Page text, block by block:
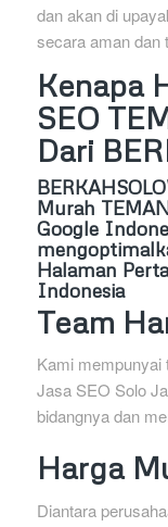
dan akan di
secara aman dan
Kenapa
SEO
Dari
Murah
Google
Halaman
Indonesia
Team
Kami mempunyai
Jasa SEO Solo
bidangnya dan
Harga
Diantara